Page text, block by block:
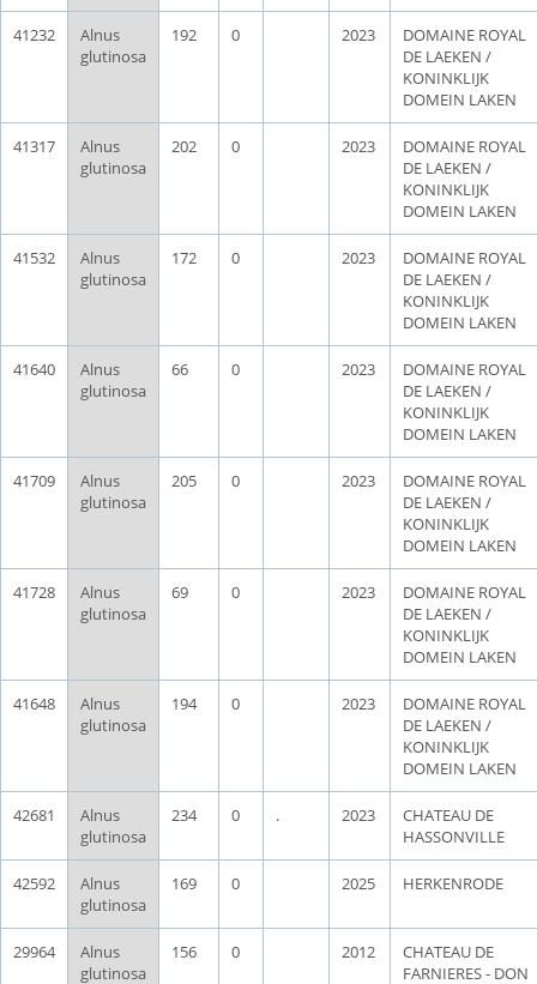
41232
Alnus
glutinosa
192 0 2023
DOMAINE ROYAL
DE LAEKEN /
KONINKLIJK
DOMEIN LAKEN
41317
Alnus
glutinosa
202 0 2023
DOMAINE ROYAL
DE LAEKEN /
KONINKLIJK
DOMEIN LAKEN
41532
Alnus
glutinosa
172 0 2023
DOMAINE ROYAL
DE LAEKEN /
KONINKLIJK
DOMEIN LAKEN
41640
Alnus
glutinosa
66 0 2023
DOMAINE ROYAL
DE LAEKEN /
KONINKLIJK
DOMEIN LAKEN
41709
Alnus
glutinosa
205 0 2023
DOMAINE ROYAL
DE LAEKEN /
KONINKLIJK
DOMEIN LAKEN
41728
Alnus
glutinosa
69 0 2023
DOMAINE ROYAL
DE LAEKEN /
KONINKLIJK
DOMEIN LAKEN
41648
Alnus
glutinosa
194 0 2023
DOMAINE ROYAL
DE LAEKEN /
KONINKLIJK
DOMEIN LAKEN
42681
Alnus
glutinosa
234 0 . 2023
CHATEAU DE
HASSONVILLE
42592
Alnus
glutinosa
169 0 2025 HERKENRODE
29964
Alnus
glutinosa
156 0 2012
CHATEAU DE
FARNIERES - DON